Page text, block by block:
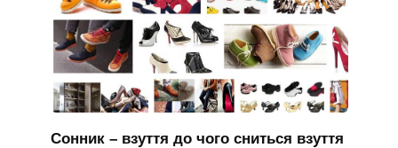
Сонник – взуття до чого сниться взуття